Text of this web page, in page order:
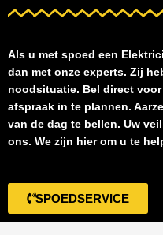
Als u met spoed een
dan met onze experts. Zij
noodsituatie. Bel direct
afspraak in te plannen.
van de dag te bellen. Uw
ons. We zijn hier om u te
SPOEDSERVICE